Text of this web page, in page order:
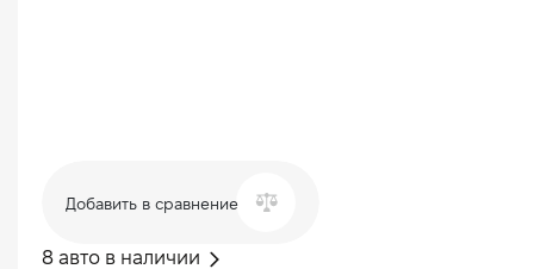
8 авто в наличии
Добавить в сравнение